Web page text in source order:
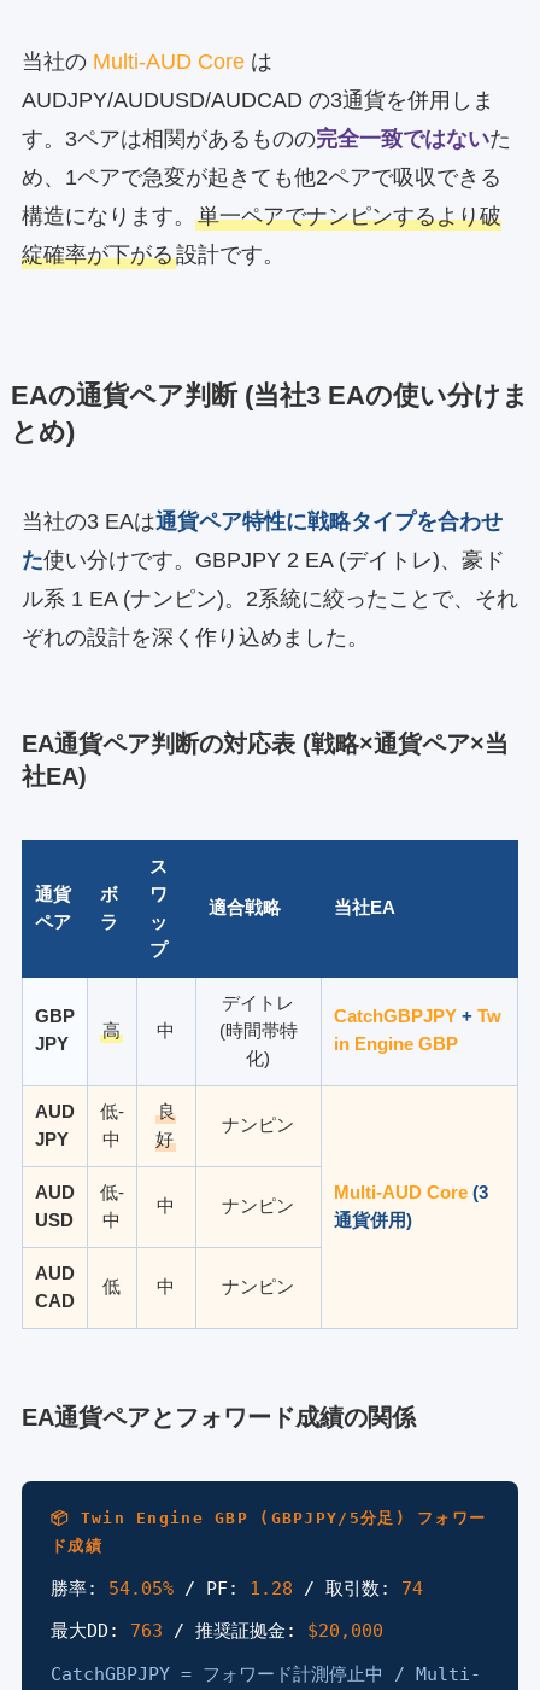
当社の Multi-AUD Coreは
AUDJPY/AUDUSD/AUDCAD の3通貨を併用しま
す。3ペアは相関があるものの完全一致ではないた
め、1ペアで急変が起きても他2ペアで吸収できる
構造になります。 単一ペアでナンピンするより破
綻確率が下がる設計です。
EAの通貨ペア判断 (当社3 EAの使い分けま
とめ)
当社の3 EAは通貨ペア特性に戦略タイプを合わせ
た使い分けです。GBPJPY 2 EA (デイトレ)、豪ド
ル系 1 EA (ナンピン)。2系統に絞ったことで、それ
ぞれの設計を深く作り込めました。
EA通貨ペア判断の対応表 (戦略×通貨ペア×当
社EA)
通貨
ペア
ボ
ラ
ス
ワ
ッ
プ
適合戦略 当社EA
GBP
JPY
高 中
デイトレ
(時間帯特
化)
CatchGBPJPY+ Tw
in Engine GBP
AUD
JPY
低-
中
良
好
ナンピン
Multi-AUD Core(3
通貨併用)
AUD
USD
低-
中
中 ナンピン
AUD
CAD
低 中 ナンピン
EA通貨ペアとフォワード成績の関係
📦 Twin Engine GBP (GBPJPY/5分足) フォワー
ド成績
勝率: 54.05% / PF: 1.28 / 取引数: 74
最大DD: 763 / 推奨証拠金: $20,000
CatchGBPJPY = フォワード計測停止中 / Multi-